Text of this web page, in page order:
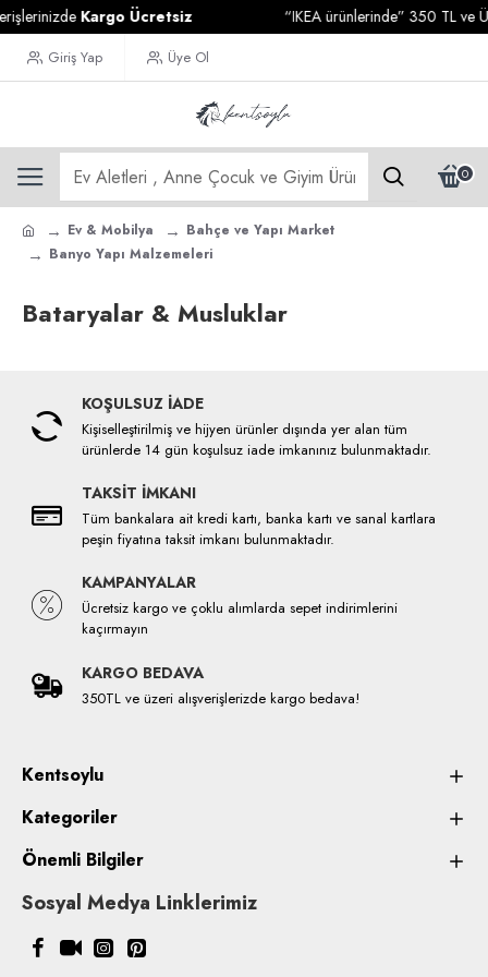
Kargo Ücretsiz “IKEA ürünlerinde” 350 TL ve
Giriş Yap Üye Ol
0
Ev & Mobilya
Bahçe ve Yapı Market
Banyo Yapı Malzemeleri
Bataryalar & Musluklar
KOŞULSUZ İADE
Kişiselleştirilmiş ve hijyen ürünler dışında yer alan tüm
ürünlerde 14 gün koşulsuz iade imkanınız bulunmaktadır.
TAKSİT İMKANI
Tüm bankalara ait kredi kartı, banka kartı ve sanal kartlara
peşin fiyatına taksit imkanı bulunmaktadır.
KAMPANYALAR
Ücretsiz kargo ve çoklu alımlarda sepet indirimlerini
kaçırmayın
KARGO BEDAVA
350TL ve üzeri alışverişlerizde kargo bedava!
Kentsoylu
Kategoriler
Önemli Bilgiler
Sosyal Medya Linklerimiz